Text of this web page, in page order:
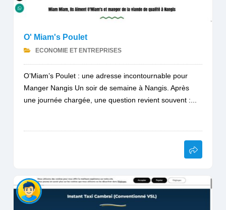
O' Miam's Poulet
ECONOMIE ET ENTREPRISES
O’Miam’s Poulet : une adresse incontournable pour
Manger Nangis Un soir de semaine à Nangis. Après
une journée chargée, une question revient souvent :...